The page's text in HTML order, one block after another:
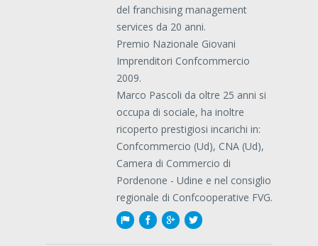
del franchising management
services da 20 anni.
Premio Nazionale Giovani
Imprenditori Confcommercio
2009.
Marco Pascoli da oltre 25 anni si
occupa di sociale, ha inoltre
ricoperto prestigiosi incarichi in:
Confcommercio (Ud), CNA (Ud),
Camera di Commercio di
Pordenone - Udine e nel consiglio
regionale di Confcooperative FVG.